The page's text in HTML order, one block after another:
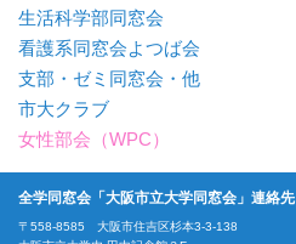
生活科学部同窓会
看護系同窓会よつば会
支部・ゼミ同窓会・他
市大クラブ
女性部会（WPC）
全学同窓会「大阪市立大学同窓会」連絡先
〒558-8585 大阪市住吉区杉本3-3-138